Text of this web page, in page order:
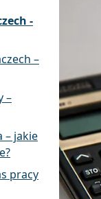
-
–
–
– jakie
pracy